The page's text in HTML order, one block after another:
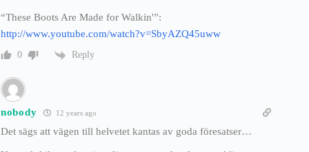
“These Boots Are Made for Walkin'”:
http://www.youtube.com/watch?v=SbyAZQ45uww
0 Reply
nobody 12 years ago
Det sägs att vägen till helvetet kantas av goda föresatser…